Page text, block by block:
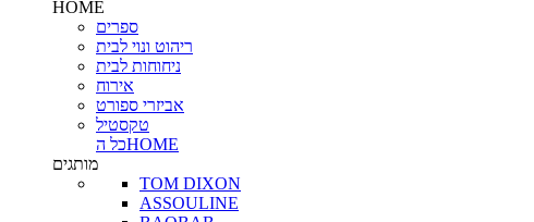
HOME
ספרים
ריהוט ונוי לבית
ניחוחות לבית
אירוח
אביזרי ספורט
טקסטיל
כל הHOME
מותגים
TOM DIXON
ASSOULINE